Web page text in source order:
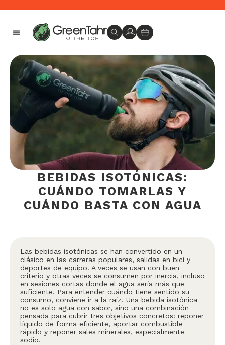
BEBIDAS ISOTÓNICAS:
CUÁNDO TOMARLAS Y
CUÁNDO BASTA CON AGUA
Las bebidas isotónicas se han convertido en un
clásico en las carreras populares, salidas en bici y
deportes de equipo. A veces se usan con buen
criterio y otras veces se consumen por inercia, incluso
en sesiones cortas donde el agua sería más que
suficiente. Para entender cuándo tiene sentido su
consumo, conviene ir a la raíz. Una bebida isotónica
no es solo agua con sabor, sino una combinación
pensada para cubrir tres objetivos concretos: reponer
líquido de forma eficiente, aportar combustible
rápido y reponer sales minerales, especialmente
sodio.